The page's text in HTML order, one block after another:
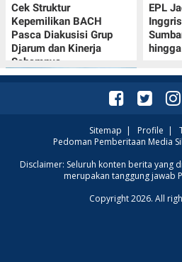
Cek Struktur
Kepemilikan BACH
Pasca Diakusisi Grup
Djarum dan Kinerja
Sahamnya
EPL
Intip Prakiraan Cuaca
Sumsel Kamis (6/8):
Mendominasi, Siapkan
Sitemap | Profile |
Pedoman Pemberitaan Media
Disclaimer: Seluruh konten berita yang
merupakan tanggung jawab
Copyright 2026. All